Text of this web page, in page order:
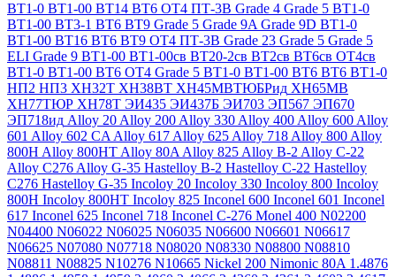
ВТ1-0 ВТ1-00 ВТ14 ВТ6 ОТ4 ПТ-3В Grade 4 Grade 5 ВТ1-0
ВТ1-00 ВТ3-1 ВТ6 ВТ9 Grade 5 Grade 9A Grade 9D ВТ1-0
ВТ1-00 ВТ16 ВТ6 ВТ9 ОТ4 ПТ-3В Grade 23 Grade 5 Grade 5
ELI Grade 9 ВТ1-00 ВТ1-00св ВТ20-2св ВТ2св ВТ6св ОТ4св
ВТ1-0 ВТ1-00 ВТ6 ОТ4 Grade 5 ВТ1-0 ВТ1-00 ВТ6 ВТ6 ВТ1-0
НП2 НП3 ХН32Т ХН38ВТ ХН45МВТЮБРид ХН65МВ
ХН77ТЮР ХН78Т ЭИ435 ЭИ437Б ЭИ703 ЭП567 ЭП670
ЭП718ид Alloy 20 Alloy 200 Alloy 330 Alloy 400 Alloy 600 Alloy
601 Alloy 602 CA Alloy 617 Alloy 625 Alloy 718 Alloy 800 Alloy
800H Alloy 800HT Alloy 80A Alloy 825 Alloy B-2 Alloy C-22
Alloy C276 Alloy G-35 Hastelloy B-2 Hastelloy C-22 Hastelloy
C276 Hastelloy G-35 Incoloy 20 Incoloy 330 Incoloy 800 Incoloy
800H Incoloy 800HT Incoloy 825 Inconel 600 Inconel 601 Inconel
617 Inconel 625 Inconel 718 Inconel C-276 Monel 400 N02200
N04400 N06022 N06025 N06035 N06600 N06601 N06617
N06625 N07080 N07718 N08020 N08330 N08800 N08810
N08811 N08825 N10276 N10665 Nickel 200 Nimonic 80A 1.4876